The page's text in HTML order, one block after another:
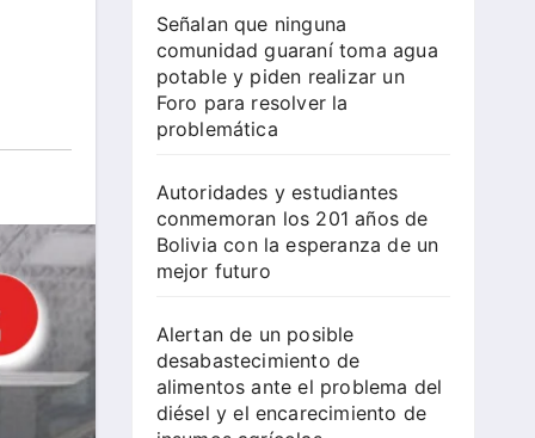
Señalan que ninguna
comunidad guaraní toma agua
potable y piden realizar un
Foro para resolver la
problemática
Autoridades y estudiantes
conmemoran los 201 años de
Bolivia con la esperanza de un
mejor futuro
Alertan de un posible
desabastecimiento de
alimentos ante el problema del
diésel y el encarecimiento de